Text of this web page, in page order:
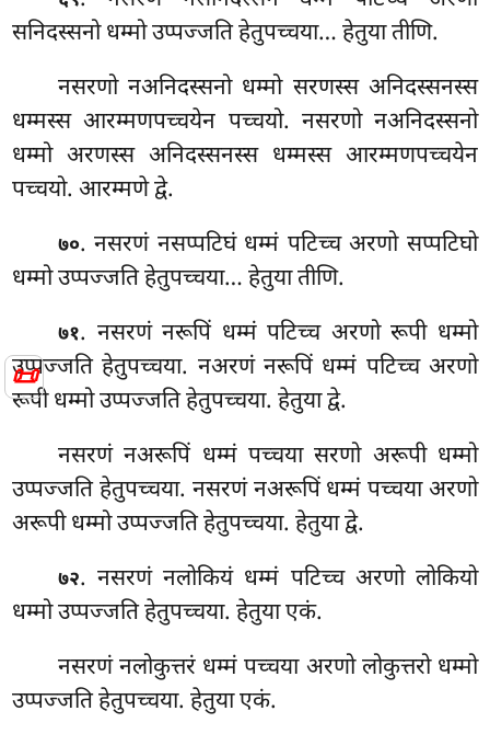
📜
सनिदस्सनो धम्मो उप्पज्जति हेतुपच्चया… हेतुया तीणि.
नसरणो नअनिदस्सनो धम्मो सरणस्स अनिदस्सनस्स
धम्मस्स आरम्मणपच्चयेन पच्चयो. नसरणो नअनिदस्सनो
धम्मो अरणस्स अनिदस्सनस्स धम्मस्स आरम्मणपच्चयेन
पच्चयो. आरम्मणे द्वे.
७०. नसरणं नसप्पटिघं धम्मं पटिच्च अरणो सप्पटिघो
धम्मो उप्पज्जति हेतुपच्चया… हेतुया तीणि.
७१. नसरणं नरूपिं धम्मं पटिच्च अरणो रूपी धम्मो
उप्पज्जति हेतुपच्चया. नअरणं नरूपिं धम्मं पटिच्च अरणो
रूपी धम्मो उप्पज्जति हेतुपच्चया. हेतुया द्वे.
नसरणं नअरूपिं धम्मं पच्चया सरणो अरूपी धम्मो
उप्पज्जति हेतुपच्चया. नसरणं नअरूपिं धम्मं पच्चया अरणो
अरूपी धम्मो उप्पज्जति हेतुपच्चया. हेतुया द्वे.
७२. नसरणंनलोकियं धम्मं पटिच्च अरणो लोकियो
धम्मो उप्पज्जति हेतुपच्चया. हेतुया एकं.
नसरणं नलोकुत्तरं धम्मं पच्चया अरणो लोकुत्तरो धम्मो
उप्पज्जति हेतुपच्चया. हेतुया एकं.